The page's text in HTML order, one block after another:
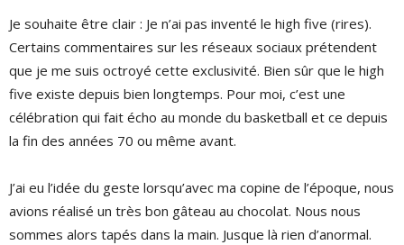
Je souhaite être clair : Je n’ai pas inventé le high five (rires).
Certains commentaires sur les réseaux sociaux prétendent
que je me suis octroyé cette exclusivité. Bien sûr que le high
five existe depuis bien longtemps. Pour moi, c’est une
célébration qui fait écho au monde du basketball et ce depuis
la fin des années 70 ou même avant.
J’ai eu l’idée du geste lorsqu’avec ma copine de l’époque, nous
avions réalisé un très bon gâteau au chocolat. Nous nous
sommes alors tapés dans la main. Jusque là rien d’anormal.